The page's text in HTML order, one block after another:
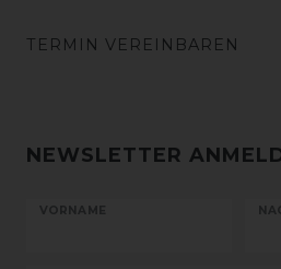
TERMIN VEREINBAREN
NEWSLETTER
VORNAME